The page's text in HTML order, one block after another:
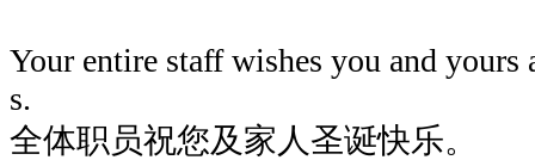
Your entire staff wishes you and yours
s.
全体职员祝您及家人圣诞快乐。